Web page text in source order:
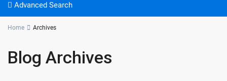
Advanced Search
Home Archives
Blog Archives